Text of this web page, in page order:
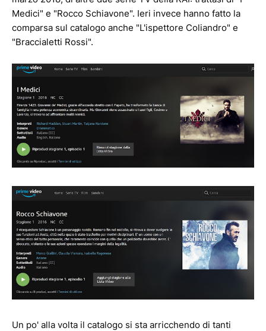
Medici" e "Rocco Schiavone". Ieri invece hanno fatto la
comparsa sul catalogo anche "L'ispettore Coliandro" e
"Braccialetti Rossi".
Un po' alla volta il catalogo si sta arricchendo di tanti